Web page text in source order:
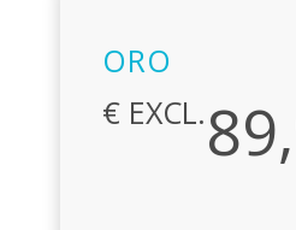
ORO
€ EXCL.